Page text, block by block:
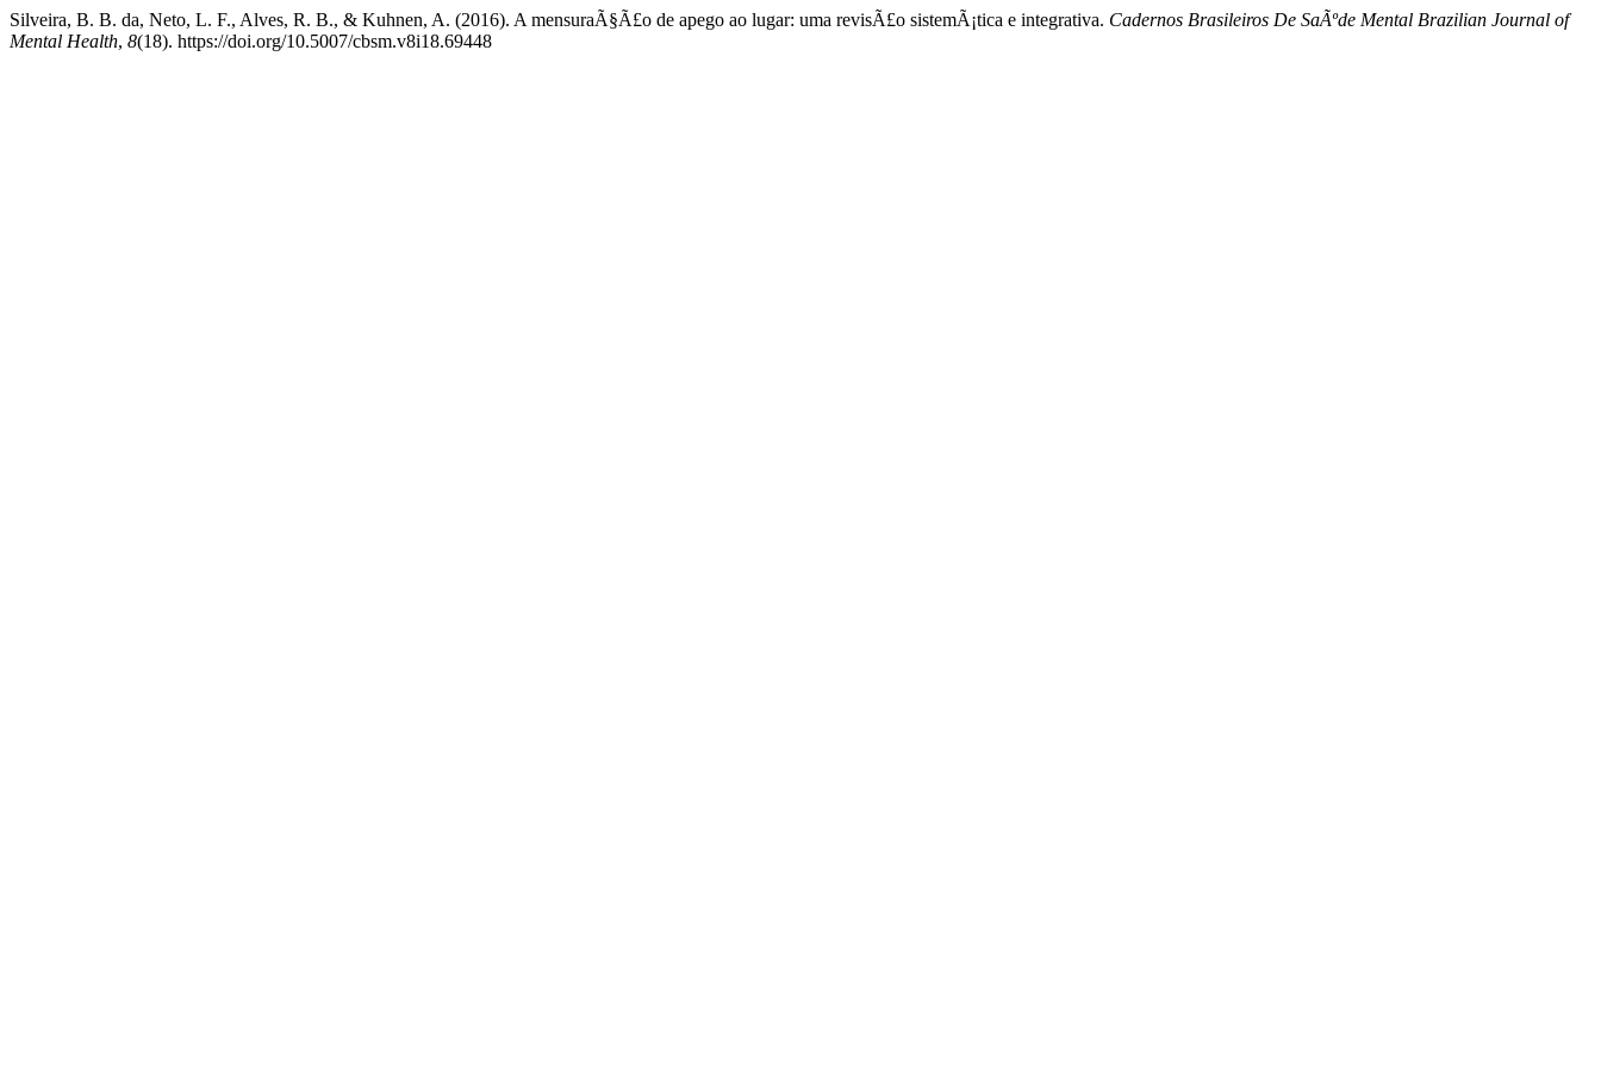
Silveira, B. B. da, Neto, L. F., Alves, R. B., & Kuhnen, A. (2016). A mensuraÃ§Ã£o de apego ao lugar: uma revisÃ£o sistemÃ¡tica e integrativa. Cadernos Brasileiros De SaÃºde Mental Brazilian Journal of
Mental Health, 8(18). https://doi.org/10.5007/cbsm.v8i18.69448